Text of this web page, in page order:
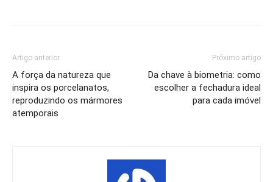
Artigo anterior
A força da natureza que
inspira os porcelanatos,
reproduzindo os mármores
atemporais
Próximo artigo
Da chave à biometria: como
escolher a fechadura ideal
para cada imóvel